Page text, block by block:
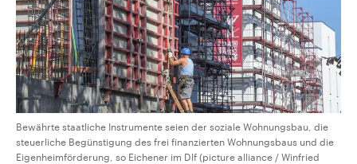
Bewährte staatliche Instrumente seien der soziale Wohnungsbau, die
steuerliche Begünstigung des frei finanzierten Wohnungsbaus und die
Eigenheimförderung, so Eichener im Dlf (picture alliance / Winfried